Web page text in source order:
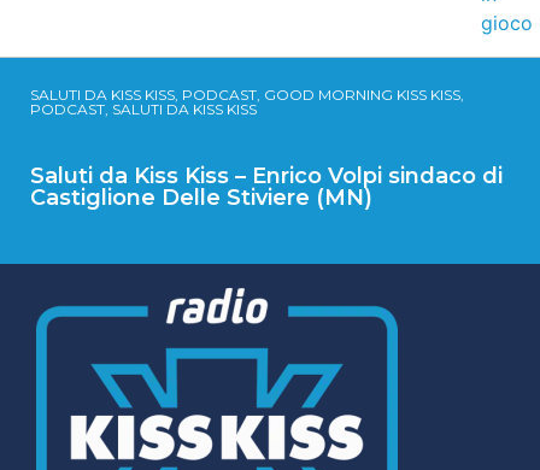
gioco
SALUTI DA KISS KISS, PODCAST, GOOD MORNING KISS KISS,
PODCAST, SALUTI DA KISS KISS
Saluti da Kiss Kiss – Enrico Volpi sindaco di
Castiglione Delle Stiviere (MN)